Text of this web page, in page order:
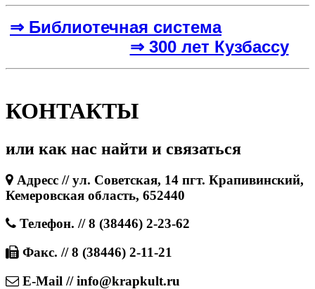
⇒ Библиотечная система
⇒ 300 лет Кузбассу
КОНТАКТЫ
или как нас найти и связаться
Адресс // ул. Советская, 14 пгт. Крапивинский,
Кемеровская область, 652440
Телефон. // 8 (38446) 2-23-62
Факс. // 8 (38446) 2-11-21
E-Mail // info@krapkult.ru